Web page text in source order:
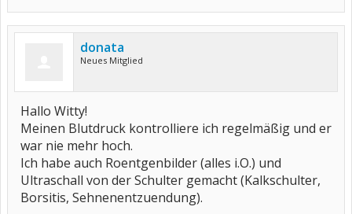
donata
Neues Mitglied
Hallo Witty!
Meinen Blutdruck kontrolliere ich regelmäßig und er
war nie mehr hoch.
Ich habe auch Roentgenbilder (alles i.O.) und
Ultraschall von der Schulter gemacht (Kalkschulter,
Borsitis, Sehnenentzuendung).